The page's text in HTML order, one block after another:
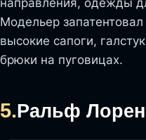
Модельер
высокие сапоги,
брюки на пуговицах.
5.Ральф Лорен